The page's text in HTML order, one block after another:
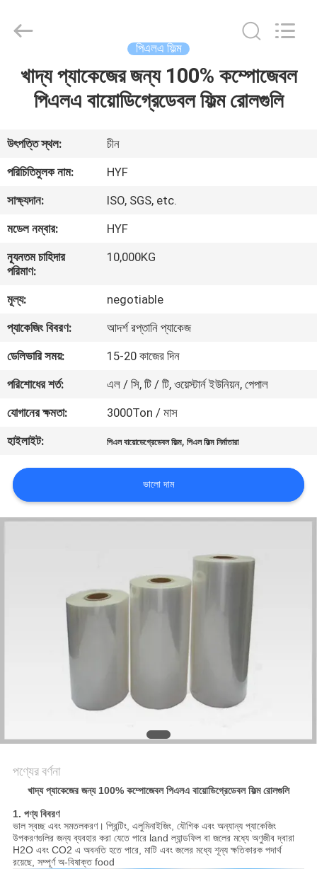
বাড়ি
ভিডিও
আমাদের
সম্পর্কে
ভ্রমণ
মান
নিয়ন্ত্রণ
যোগাযোগ
করুন
খবর
Reserved.
পিএলএ ফিল্ম
খাদ্য প্যাকেজের জন্য 100% কম্পোজেবল
পিএলএ বায়োডিগ্রেডেবল ফিল্ম রোলগুলি
উৎপত্তি স্থল:
চীন
পরিচিতিমুলক নাম:
HYF
সাক্ষ্যদান:
ISO, SGS, etc.
মডেল নম্বার:
HYF
ন্যূনতম চাহিদার
পরিমাণ:
10,000KG
মূল্য:
negotiable
প্যাকেজিং বিবরণ:
আদর্শ রপ্তানি প্যাকেজ
ডেলিভারি সময়:
15-20 কাজের দিন
পরিশোধের শর্ত:
এল / সি, টি / টি, ওয়েস্টার্ন ইউনিয়ন, পেপাল
যোগানের ক্ষমতা:
3000Ton / মাস
হাইলাইট:
পিএল বায়োডেগ্রেডেবল ফিল্ম,পিএল ফিল্ম নির্মাতারা
ভালো দাম
পণ্যের বর্ণনা
খাদ্য প্যাকেজের জন্য 100% কম্পোজেবল পিএলএ বায়োডিগ্রেডেবল ফিল্ম রোলগুলি
1. পণ্য বিবরণ
ভাল স্বচ্ছ এবং সমতলকরণ। প্রিন্টিং, এলুমিনাইজিং, যৌগিক এবং অন্যান্য প্যাকেজিং
উপকরণগুলির জন্য ব্যবহার করা যেতে পারে land ল্যান্ডফিল বা জলের মধ্যে অণুজীব দ্বারা
H2O এবং CO2 এ অবনতি হতে পারে, মাটি এবং জলের মধ্যে শূন্য ক্ষতিকারক পদার্থ
রয়েছে, সম্পূর্ণ অ-বিষাক্ত food